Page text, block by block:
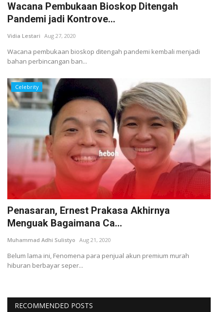
Wacana Pembukaan Bioskop Ditengah
Pandemi jadi Kontrove...
Vidia Lestari Aug 27, 2020
Wacana pembukaan bioskop ditengah pandemi kembali menjadi
bahan perbincangan ban...
Celebrity
Penasaran, Ernest Prakasa Akhirnya
Menguak Bagaimana Ca...
Muhammad Adhi Sulistyo Aug 21, 2020
Belum lama ini, Fenomena para penjual akun premium murah
hiburan berbayar seper...
RECOMMENDED POSTS